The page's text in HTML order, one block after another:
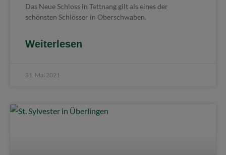
Das Neue Schloss in Tettnang gilt als eines der
schönsten Schlösser in Oberschwaben.
Weiterlesen
31. Mai 2021